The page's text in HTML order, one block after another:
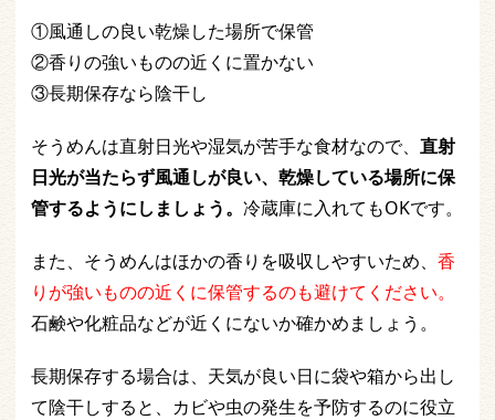
①風通しの良い乾燥した場所で保管
②香りの強いものの近くに置かない
③長期保存なら陰干し
そうめんは直射日光や湿気が苦手な食材なので、 直射
日光が当たらず風通しが良い、乾燥している場所に保
管するようにしましょう。 冷蔵庫に入れてもOKです。
また、そうめんはほかの香りを吸収しやすいため、 香
りが強いものの近くに保管するのも避けてください。
石鹸や化粧品などが近くにないか確かめましょう。
長期保存する場合は、天気が良い日に袋や箱から出し
て陰干しすると、カビや虫の発生を予防するのに役立